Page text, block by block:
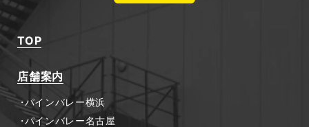
TOP
店舗案内
パインバレー横浜
パインバレー名古屋